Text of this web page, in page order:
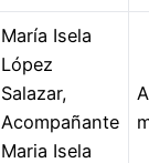
María Isela
López
Salazar,
Acompañante
Maria Isela